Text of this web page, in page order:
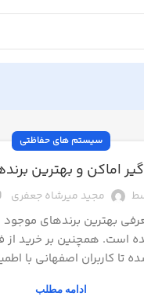
سیستم های حفاظتی
اماکن و بهترین
مجید میرشاه جعفری
است. همچنین بر خرید
کاربران اصفهانی با
ادامه مطلب